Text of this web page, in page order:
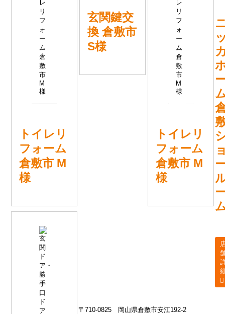
トイレリ
フォーム
倉敷市 M
様
玄関鍵交
換 倉敷市
S様
トイレリ
フォーム
倉敷市 M
様
〒710-0825 岡山県倉敷市安江192-2